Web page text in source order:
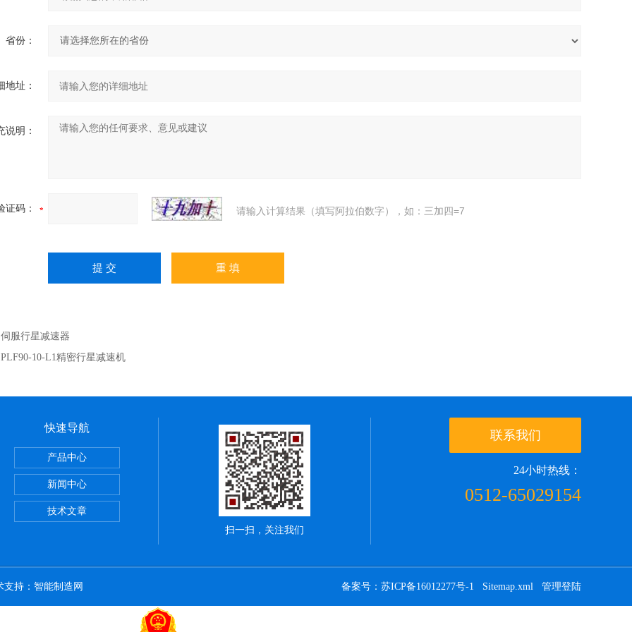
省份：
地址：
说明：
证码： 请输入计算结果（填写阿拉伯数字），如：三加四=7
伺服行星减速器
PLF90-10-L1精密行星减速机
快速导航
产品中心
新闻中心
技术文章
扫一扫，关注我们
联系我们
24小时热线：
0512-65029154
持： 智能制造网 备案号：苏ICP备16012277号-1 Sitemap.xml 管理登陆